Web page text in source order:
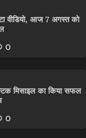
वीडियो, आज 7 अगस्त को
0
मिसाइल का किया सफल
0